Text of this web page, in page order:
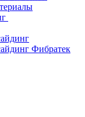
Фибратек